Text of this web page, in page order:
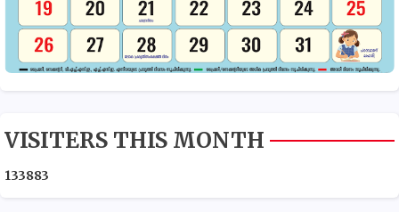
VISITERS THIS MONTH
133883